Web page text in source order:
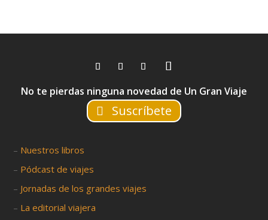
No te pierdas ninguna novedad de Un Gran Viaje
Suscríbete
– Nuestros libros
– Pódcast de viajes
– Jornadas de los grandes viajes
– La editorial viajera